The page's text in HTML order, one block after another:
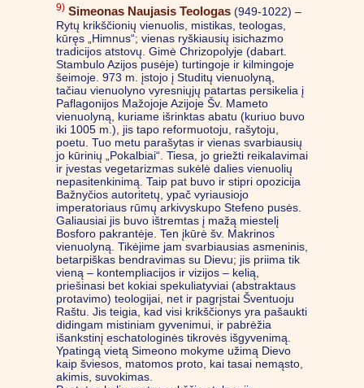
9) Simeonas Naujasis Teologas (949-1022) –
Rytų krikščionių vienuolis, mistikas, teologas,
kūręs „Himnus“; vienas ryškiausių isichazmo
tradicijos atstovų. Gimė Chrizopolyje (dabart.
Stambulo Azijos pusėje) turtingoje ir kilmingoje
šeimoje. 973 m. įstojo į Studitų vienuolyną,
tačiau vienuolyno vyresniųjų patartas persikelia į
Paflagonijos Mažojoje Azijoje Šv. Mameto
vienuolyną, kuriame išrinktas abatu (kuriuo buvo
iki 1005 m.), jis tapo reformuotoju, rašytoju,
poetu. Tuo metu parašytas ir vienas svarbiausių
jo kūrinių „Pokalbiai“. Tiesa, jo griežti reikalavimai
ir įvestas vegetarizmas sukėlė dalies vienuolių
nepasitenkinimą. Taip pat buvo ir stipri opozicija
Bažnyčios autoritetų, ypač vyriausiojo
imperatoriaus rūmų arkivyskupo Stefeno pusės.
Galiausiai jis buvo ištremtas į mažą miestelį
Bosforo pakrantėje. Ten įkūrė šv. Makrinos
vienuolyną. Tikėjime jam svarbiausias asmeninis,
betarpiškas bendravimas su Dievu; jis priima tik
vieną – kontempliacijos ir vizijos – kelią,
priešinasi bet kokiai spekuliatyviai (abstraktaus
protavimo) teologijai, net ir pagrįstai Šventuoju
Raštu. Jis teigia, kad visi krikščionys yra pašaukti
didingam mistiniam gyvenimui, ir pabrėžia
išankstinį eschatologinės tikrovės išgyvenimą.
Ypatingą vietą Simeono mokyme užimą Dievo
kaip šviesos, matomos proto, kai tasai nemąsto,
akimis, suvokimas.